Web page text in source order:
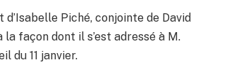
Piché, conjointe de David
façon dont il s’est adressé à M.
du 11 janvier.